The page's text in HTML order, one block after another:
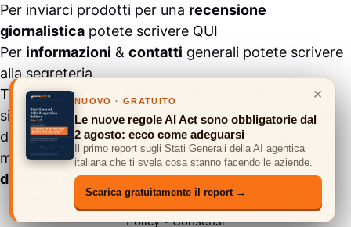
Per inviarci prodotti per una recensione
giornalistica potete scrivere QUI
Per informazioni & contatti generali potete scrivere
alla segreteria.
Tutti i contenuti pubblicati all’interno del
sito #ASSODIGITALE.“Copyright 2024” non sono
duplicabili e/o riproducibili in nessuna forma,
ma possono essere citati inserendo un link
diretto
e previa comunicazione viamail.
© 2026 ASSODIGITALE.IT•Privacy Policy
Policy•Consensi
×
NUOVO · GRATUITO
Le nuove regole AI Act sono obbligatorie dal
2 agosto: ecco come adeguarsi
Il primo report sugli Stati Generali della AI agentica
italiana che ti svela cosa stanno facendo le aziende.
Scarica gratuitamente il report →